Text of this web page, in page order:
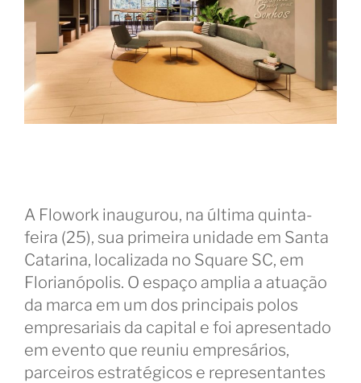
A Flowork inaugurou, na última quinta-
feira (25), sua primeira unidade em Santa
Catarina, localizada no Square SC, em
Florianópolis. O espaço amplia a atuação
da marca em um dos principais polos
empresariais da capital e foi apresentado
em evento que reuniu empresários,
parceiros estratégicos e representantes